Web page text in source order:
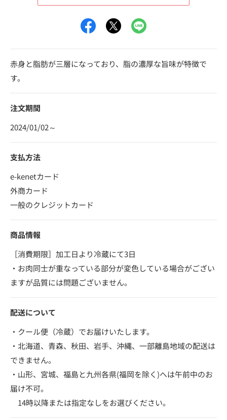
赤身と脂肪が三層になっており、脂の濃厚な旨味が特徴で
す。
注文期間
2024/01/02～
支払方法
e-kenetカード
外商カード
一般のクレジットカード
商品情報
［消費期限］加工日より冷蔵にて3日
・お肉同士が重なっている部分が変色している場合がござい
ますが品質には問題ございません。
配送について
・クール便（冷蔵）でお届けいたします。
・北海道、青森、秋田、岩手、沖縄、一部離島地域の配送は
できません。
・山形、宮城、福島と九州各県(福岡を除く)へは午前中のお
届け不可。
14時以降または指定なしをお選びください。